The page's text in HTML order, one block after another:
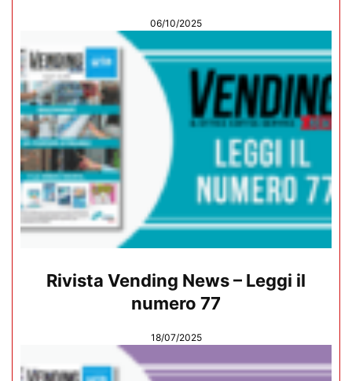
06/10/2025
Rivista Vending News – Leggi il
numero 77
18/07/2025